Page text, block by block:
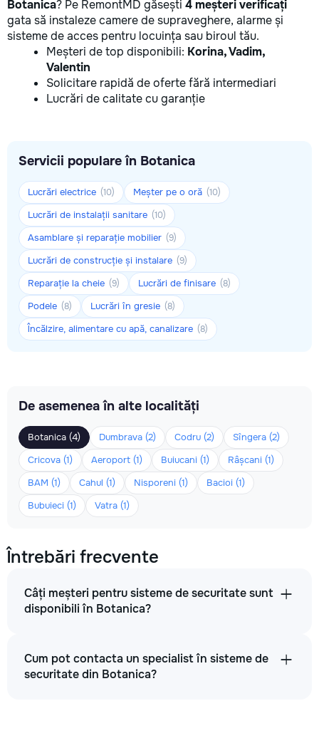
Botanica? Pe RemontMD găsești 4 meșteri verificați
gata să instaleze camere de supraveghere, alarme și
sisteme de acces pentru locuința sau biroul tău.
Meșteri de top disponibili: Korina, Vadim,
Valentin
Solicitare rapidă de oferte fără intermediari
Lucrări de calitate cu garanție
Servicii populare în Botanica
Lucrări electrice (10) Meșter pe o oră (10)
Lucrări de instalații sanitare (10)
Asamblare și reparație mobilier (9)
Lucrări de construcție și instalare (9)
Reparație la cheie (9) Lucrări de finisare (8)
Podele (8) Lucrări în gresie (8)
Încălzire, alimentare cu apă, canalizare (8)
De asemenea în alte localități
Botanica (4) Dumbrava (2) Codru (2)
Sîngera (2)
Cricova (1)
Aeroport (1) Buiucani (1)
Râșcani (1)
BAM (1)
Cahul (1) Nisporeni (1)
Bacioi (1)
Bubuieci (1)
Vatra (1)
Întrebări frecvente
Câți meșteri pentru sisteme de securitate sunt
disponibili în Botanica?
Cum pot contacta un specialist în sisteme de
securitate din Botanica?